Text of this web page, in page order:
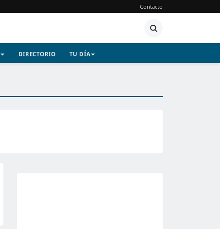
Contacto
DIRECTORIO TU DÍA